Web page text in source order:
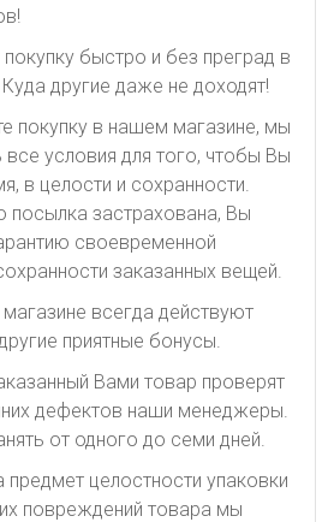
быстро и без преград в
другие даже не доходят!
покупку в нашем магазине, мы
условия для того, чтобы Вы
в целости и сохранности.
посылка застрахована, Вы
своевременной
заказанных вещей.
всегда действуют
приятные бонусы.
Вами товар проверят
дефектов наши менеджеры.
от одного до семи дней.
предмет целостности упаковки
повреждений товара мы